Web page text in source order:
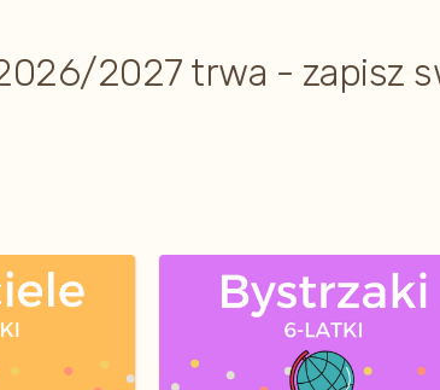
2027 trwa - zapisz